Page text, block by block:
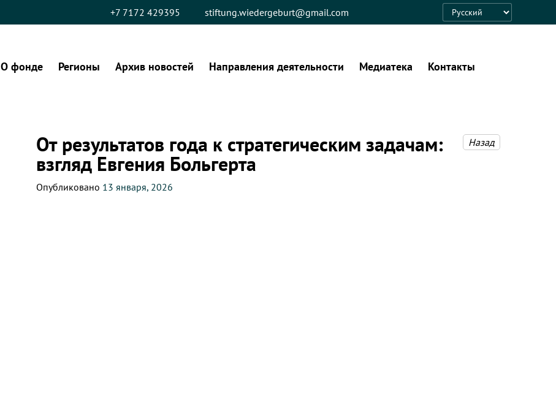
+7 7172 429395 stiftung.wiedergeburt@gmail.com
Language
О фонде Регионы Архив новостей Направления деятельности Медиатека Контакты
От результатов года к стратегическим задачам:
взгляд Евгения Больгерта
Назад
Опубликовано 13 января, 2026